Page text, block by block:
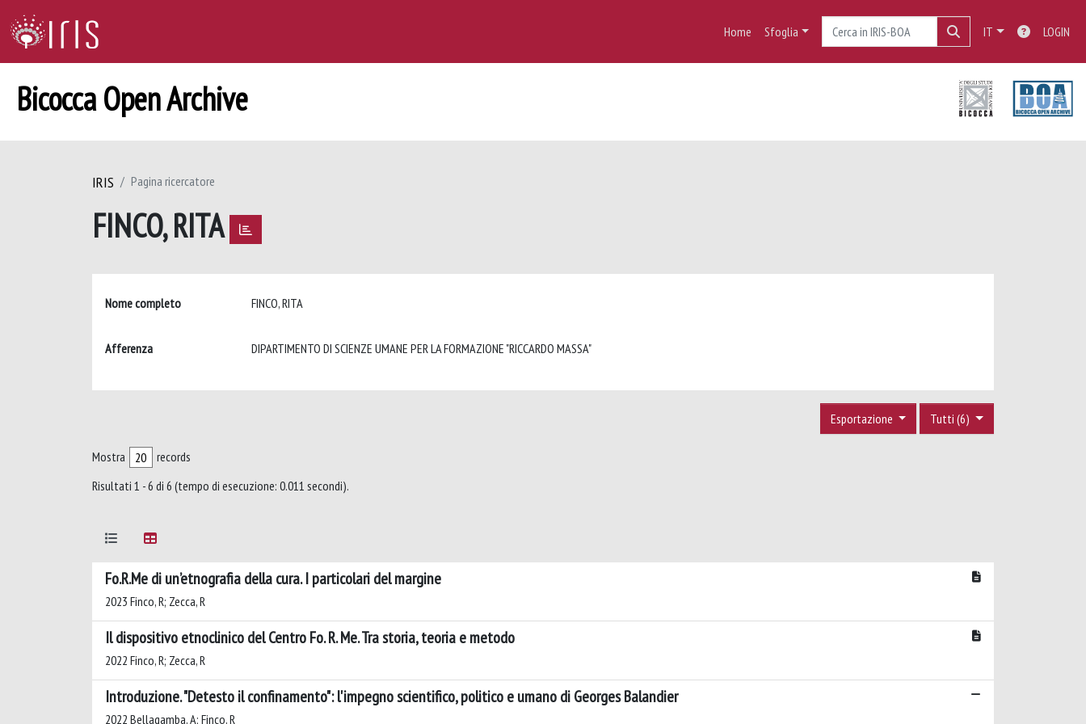
Home Sfoglia IT LOGIN
Bicocca Open Archive
IRIS Pagina ricercatore
FINCO, RITA
Nome completo FINCO, RITA
Afferenza DIPARTIMENTO DI SCIENZE UMANE PER LA FORMAZIONE "RICCARDO MASSA"
Tutti (6)
Esportazione
Mostra
records
Risultati 1 - 6 di 6 (tempo di esecuzione: 0.011 secondi).
Fo.R.Me di un’etnografia della cura. I particolari del margine
2023 Finco, R; Zecca, R
Il dispositivo etnoclinico del Centro Fo. R. Me. Tra storia, teoria e metodo
2022 Finco, R; Zecca, R
Introduzione. "Detesto il confinamento": l'impegno scientifico, politico e umano di Georges Balandier
2022 Bellagamba, A; Finco, R